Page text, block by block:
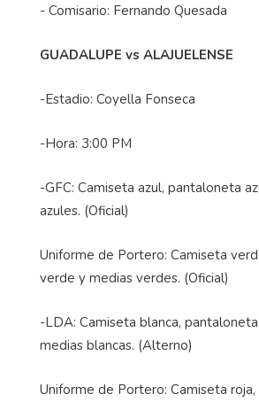
- Comisario: Fernando Quesada
GUADALUPE vs ALAJUELENSE
-Estadio: Coyella Fonseca
-Hora: 3:00 PM
-GFC: Camiseta azul, pantaloneta
azules. (Oficial)
Uniforme de Portero: Camiseta
verde y medias verdes. (Oficial)
-LDA: Camiseta blanca,
medias blancas. (Alterno)
Uniforme de Portero: Camiseta